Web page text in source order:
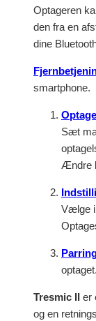
Optageren
den fra en
dine
smartphone.
Sæt
Ændre
Vælge
optaget.
Tresmic II er
og en